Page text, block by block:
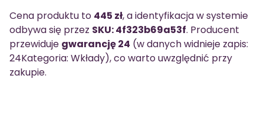
Cena produktu to 445 zł, a identyfikacja w systemie
odbywa się przez SKU: 4f323b69a53f. Producent
przewiduje gwarancję 24 (w danych widnieje zapis:
24Kategoria: Wkłady), co warto uwzględnić przy
zakupie.